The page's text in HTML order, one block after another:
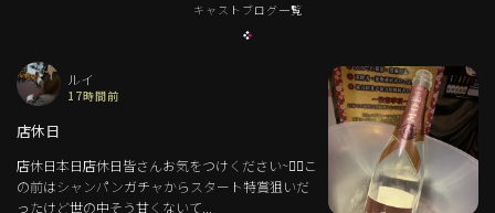
キャストブログ一覧
ルイ
17時間前
店休日
店休日本日店休日皆さんお気をつけください~🖐🏻こ
の前はシャンパンガチャからスタート特賞狙いだ
ったけど世の中そう甘くないて...